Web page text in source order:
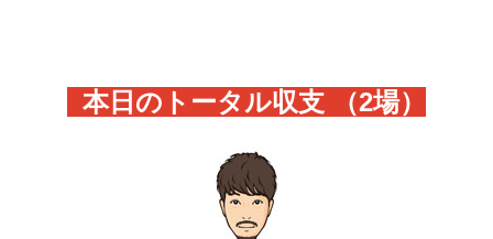
本日のトータル収支 （2場）